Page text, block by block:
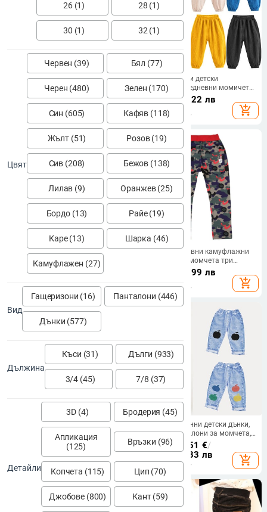
Красиви детски дънки за
момчета с апликации в черен
32.68€/63.92 лв
Летни корейски детски
панталони Ежедневни момичета
Момчета Памучно бельо
Едноцветни свободни плисирани
панталони Панталони за
момичета Харем панталони с
висока талия
15.45€/30.22 лв
add_shopping_cart
Пролет Есен Детски момчешки
панталони за джогинг Еластична
талия Стикер с букви Студентски
Едноцветни универсални детски
панталони за момчета
26.84€/52.49 лв
add_shopping_cart
Детски ежедневни камуфлажни
панталони за момчета три
82.99 лв
add_shopping_cart
Ежедневни панталони за
момчета Пролет Есен Детско
облекло Ново 2022 г. Модерни
детски облекла Свободни
юношески панталони с разделен
чатал
54.86 лв
add_shopping_cart
2024 Нови есенни детски дънки,
дънкови панталони за момчета,
бебешки панталони, дрехи за
момичета
10.73 - 15.51 €/
20.99 - 30.33 лв
add_shopping_cart
26 (1) 28 (1)
30 (1) 32 (1)
Цвят
Червен (39) Бял (77)
Черен (480) Зелен (170)
Син (605) Кафяв (118)
Жълт (51) Розов (19)
Сив (208) Бежов (138)
Лилав (9) Оранжев (25)
Бордо (13) Райе (19)
Каре (13) Шарка (46)
Камуфлажен (27)
Вид
Гащеризони (16) Панталони (446)
Дънки (577)
Дължина
Къси (31) Дълги (933)
3/4 (45) 7/8 (37)
Детайли
3D (4) Бродерия (45)
Апликация
(125)
Връзки (96)
Копчета (115) Цип (70)
Джобове (800) Кант (59)